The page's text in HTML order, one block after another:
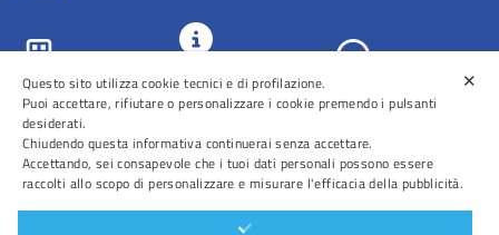
ASL Roma 5
URP e
Comunicazione
Prenotazioni
✕
Questo sito utilizza cookie tecnici e di profilazione.
Puoi accettare, rifiutare o personalizzare i cookie premendo i pulsanti
desiderati.
Chiudendo questa informativa continuerai senza accettare.
Accettando, sei consapevole che i tuoi dati personali possono essere
raccolti allo scopo di personalizzare e misurare l'efficacia della pubblicità.